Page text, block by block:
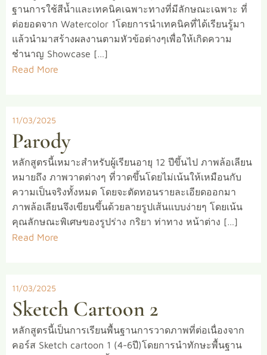
ฐานการใช้สีน้ำและเทคนิคเฉพาะทางที่มีลักษณะเฉพาะ ที่
ต่อยอดจาก Watercolor 1โดยการนำเทคนิคที่ได้เรียนรู้มา
แล้วนำมาสร้างผลงานตามหัวข้อต่างๆเพื่อให้เกิดความ
ชำนาญ Showcase […]
Read More
11/03/2025
Parody
หลักสูตรนี้เหมาะสำหรับผู้เรียนอายุ 12 ปีขึ้นไป ภาพล้อเลียน
หมายถึง ภาพวาดต่างๆ ที่วาดขึ้นโดยไม่เน้นให้เหมือนกับ
ความเป็นจริงทั้งหมด โดยจะตัดทอนรายละเอียดออกมา
ภาพล้อเลียนจึงเขียนขึ้นด้วยลายรูปเส้นแบบง่ายๆ โดยเน้น
คุณลักษณะพิเศษของรูปร่าง กริยา ท่าทาง หน้าต่าง […]
Read More
11/03/2025
Sketch Cartoon 2
หลักสูตรนี้เป็นการเรียนพื้นฐานการวาดภาพที่ต่อเนื่องจาก
คอร์ส Sketch cartoon 1 (4-6ปี)โดยการนำทักษะพื้นฐาน